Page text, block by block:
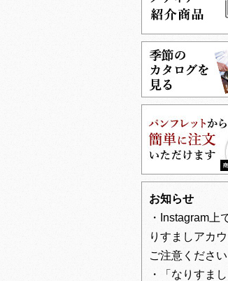
お知らせ
・Instagram上
りすましアカ
ご注意ください
・「なりすまし